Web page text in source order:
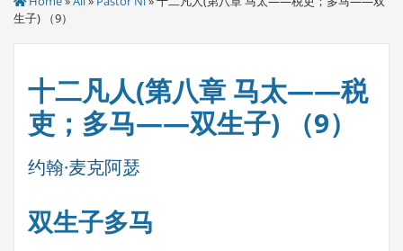
生子) （9）
十二凡人(第八章 马太——税
吏；多马——双生子) （9）
约翰·麦克阿瑟
双生子多马